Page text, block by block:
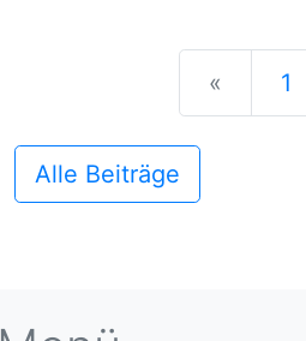
« Previous
1
Alle Beiträge